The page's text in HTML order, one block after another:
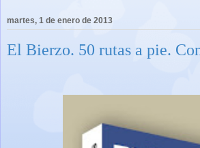
martes, 1 de enero de 2013
El Bierzo. 50 rutas a pie.